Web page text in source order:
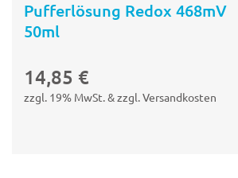
Pufferlösung Redox 468mV
50ml
14,85 €
zzgl. 19% MwSt. & zzgl. Versandkosten
Warenkorb